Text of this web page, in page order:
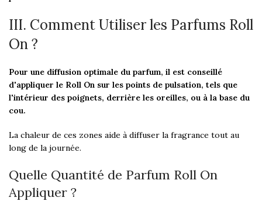
III. Comment Utiliser les Parfums Roll
On ?
Pour une diffusion optimale du parfum, il est conseillé
d'appliquer le Roll On sur les points de pulsation, tels que
l'intérieur des poignets, derrière les oreilles, ou à la base du
cou.
La chaleur de ces zones aide à diffuser la fragrance tout au
long de la journée.
Quelle Quantité de Parfum Roll On
Appliquer ?